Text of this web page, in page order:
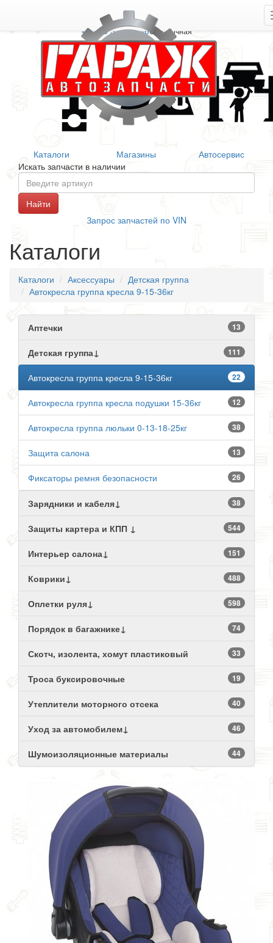
+7 906 377 46 46Справочная
Каталоги Магазины
Автосервис
Искать запчасти в наличии
Запрос запчастей по VIN
Каталоги
Каталоги Аксессуары
Детская группа
Автокресла группа кресла 9-15-36кг
Аптечки 13
Детская группа↓ 111
22
Автокресла группа кресла 9-15-36кг
12
Автокресла группа кресла подушки 15-36кг
38
Автокресла группа люльки 0-13-18-25кг
13
Защита салона
26
Фиксаторы ремня безопасности
Зарядники и кабеля↓ 38
Защиты картера и КПП ↓ 544
Интерьер салона↓ 151
Коврики↓ 488
Оплетки руля↓ 598
Порядок в багажнике↓ 74
Скотч, изолента, хомут пластиковый 33
Троса буксировочные 19
Утеплители моторного отсека 40
Уход за автомобилем↓ 46
Шумоизоляционные материалы 44